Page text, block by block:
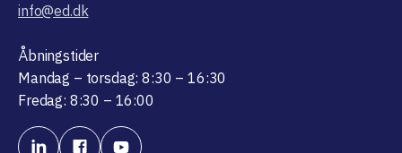
info@ed.dk
Åbningstider
Mandag – torsdag: 8:30 – 16:30
Fredag: 8:30 – 16:00